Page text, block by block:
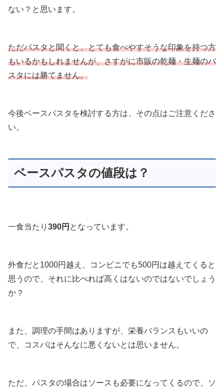
ない？と思います。
ただパスタと聞くと、とても食べやすそうな印象を持つ方
もいるかもしれませんが、さすがに市販の乾麺・生麺のパ
スタには勝てません。
今後ベースパスタを検討する方は、その点はご注意くださ
い。
ベースパスタの値段は？
一食当たり 390円 となっています。
外食だと1000円越え、コンビニでも500円は越えてくると
思うので、それに比べれば高くはないのではないでしょう
か？
また、調理の手間はありますが、栄養バランスもいいの
で、コスパはそんなに悪くないとは思いません。
ただ、パスタの場合はソースも必要になってくるので、ソ